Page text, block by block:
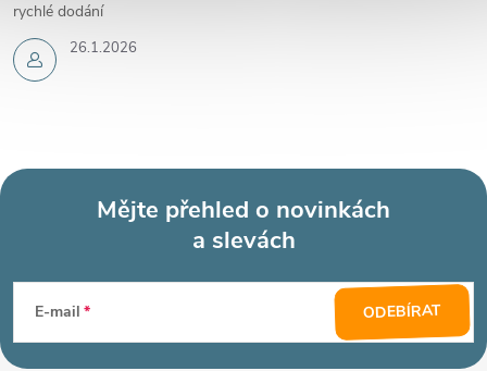
26.1.2026
rychlé dodání
Mějte přehled o novinkách
a slevách
E-mail ODEBÍRAT